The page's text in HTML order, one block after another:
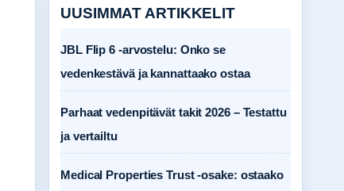
UUSIMMAT ARTIKKELIT
JBL Flip 6 -arvostelu: Onko se
vedenkestävä ja kannattaako ostaa
Parhaat vedenpitävät takit 2026 – Testattu
ja vertailtu
Medical Properties Trust -osake: ostaako